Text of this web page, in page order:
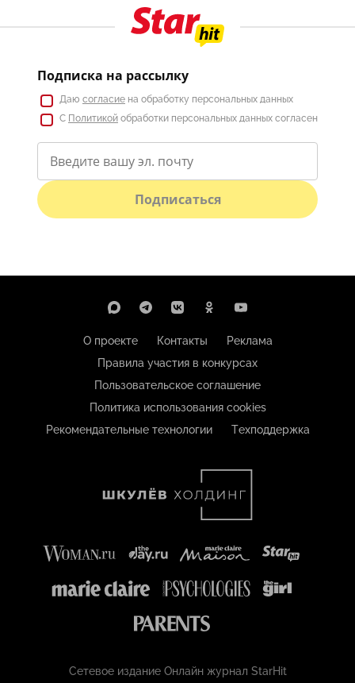
Подписка на рассылку
Даю согласие на обработку персональных данных
С Политикой обработки персональных данных согласен
Подписаться
О проекте Контакты
Реклама
Правила участия в конкурсах
Пользовательское соглашение
Политика использования cookies
Рекомендательные технологии
Техподдержка
Сетевое издание Онлайн журнал StarHit